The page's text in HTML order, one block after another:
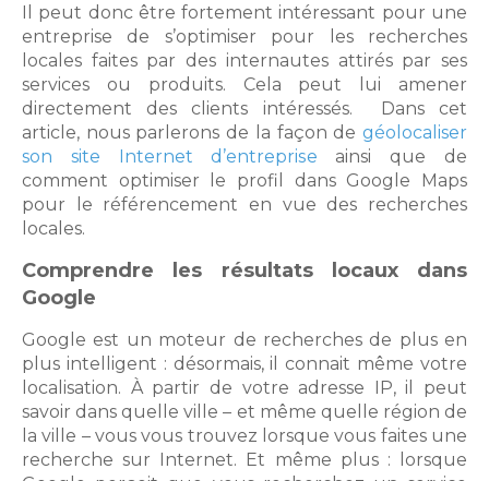
Il peut donc être fortement intéressant pour une
entreprise de s’optimiser pour les recherches
locales faites par des internautes attirés par ses
services ou produits. Cela peut lui amener
directement des clients intéressés. Dans cet
article, nous parlerons de la façon de géolocaliser
son site Internet d’entreprise ainsi que de
comment optimiser le profil dans Google Maps
pour le référencement en vue des recherches
locales.
Comprendre les résultats locaux dans
Google
Google est un moteur de recherches de plus en
plus intelligent : désormais, il connait même votre
localisation. À partir de votre adresse IP, il peut
savoir dans quelle ville – et même quelle région de
la ville – vous vous trouvez lorsque vous faites une
recherche sur Internet. Et même plus : lorsque